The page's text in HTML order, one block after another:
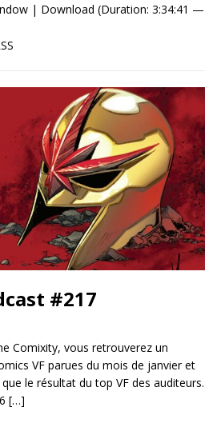
| Download (Duration: 3:34:41 —
#217
Comixity, vous retrouverez un
VF parues du mois de janvier et
le résultat du top VF des auditeurs.
[…]